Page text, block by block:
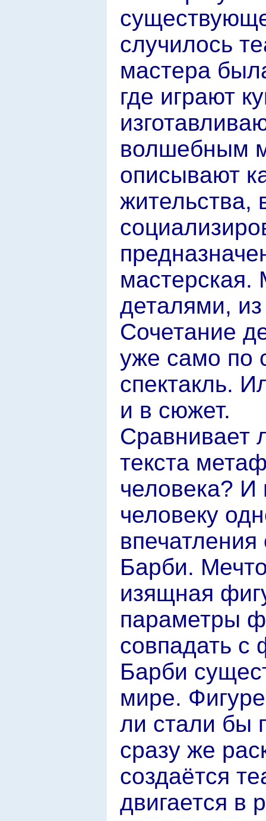
случилось
мастера
где играют
волшебным
описывают
жительства,
мастерская.
деталями,
Сочетание
уже само по
спектакль.
и в сюжет.
Сравнивает
текста
человека? И
человеку
впечатления
Барби.
изящная
параметры
совпадать с
Барби
мире.
ли стали бы
сразу же
создаётся
двигается в